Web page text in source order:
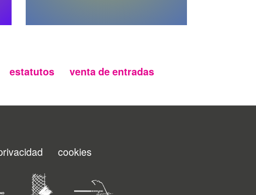
estatutos venta de entradas
cookies